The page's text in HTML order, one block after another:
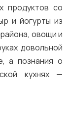
продуктов со
и йогурты из
овощи и
довольной
а познания о
кухнях —